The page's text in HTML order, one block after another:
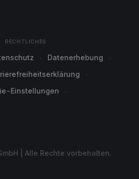
RECHTLICHES
Datenerhebung
Einstellungen
| Alle Rechte vorbehalten.